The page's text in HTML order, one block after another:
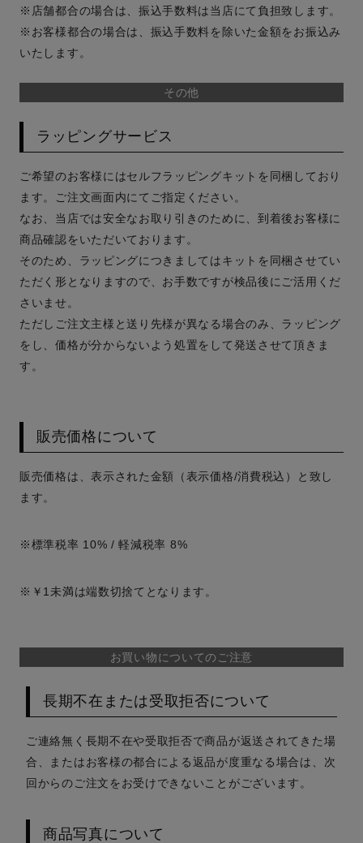
※店舗都合の場合は、振込手数料は当店にて負担致します。
※お客様都合の場合は、振込手数料を除いた金額をお振込み
いたします。
その他
ラッピングサービス
ご希望のお客様にはセルフラッピングキットを同梱しており
ます。ご注文画面内にてご指定ください。
なお、当店では安全なお取り引きのために、到着後お客様に
商品確認をいただいております。
そのため、ラッピングにつきましてはキットを同梱させてい
ただく形となりますので、お手数ですが検品後にご活用くだ
さいませ。
ただしご注文主様と送り先様が異なる場合のみ、ラッピング
をし、価格が分からないよう処置をして発送させて頂きま
す。
販売価格について
販売価格は、表示された金額（表示価格/消費税込）と致し
ます。
※標準税率 10% / 軽減税率 8%
※￥1未満は端数切捨てとなります。
お買い物についてのご注意
長期不在または受取拒否について
ご連絡無く長期不在や受取拒否で商品が返送されてきた場
合、またはお客様の都合による返品が度重なる場合は、次
回からのご注文をお受けできないことがございます。
商品写真について